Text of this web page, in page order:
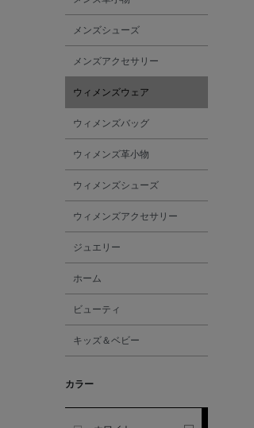
ALBERT THURSTON
ALESSANDRO
GHERARDI
ALL THE WAYS TO SAY
ALPO
ALTEA
AMOMENTO
メンズシューズ
メンズアクセサリー
ウィメンズウェア
ウィメンズバッグ
ウィメンズ革小物
ウィメンズシューズ
ウィメンズアクセサリー
ジュエリー
ホーム
ビューティ
キッズ＆ベビー
カラー